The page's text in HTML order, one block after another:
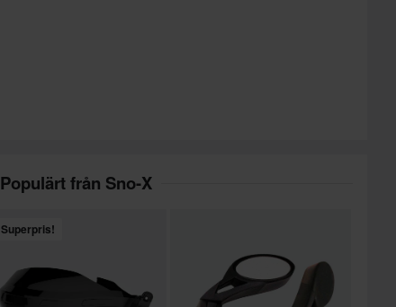
Populärt från Sno-X
Superpris!